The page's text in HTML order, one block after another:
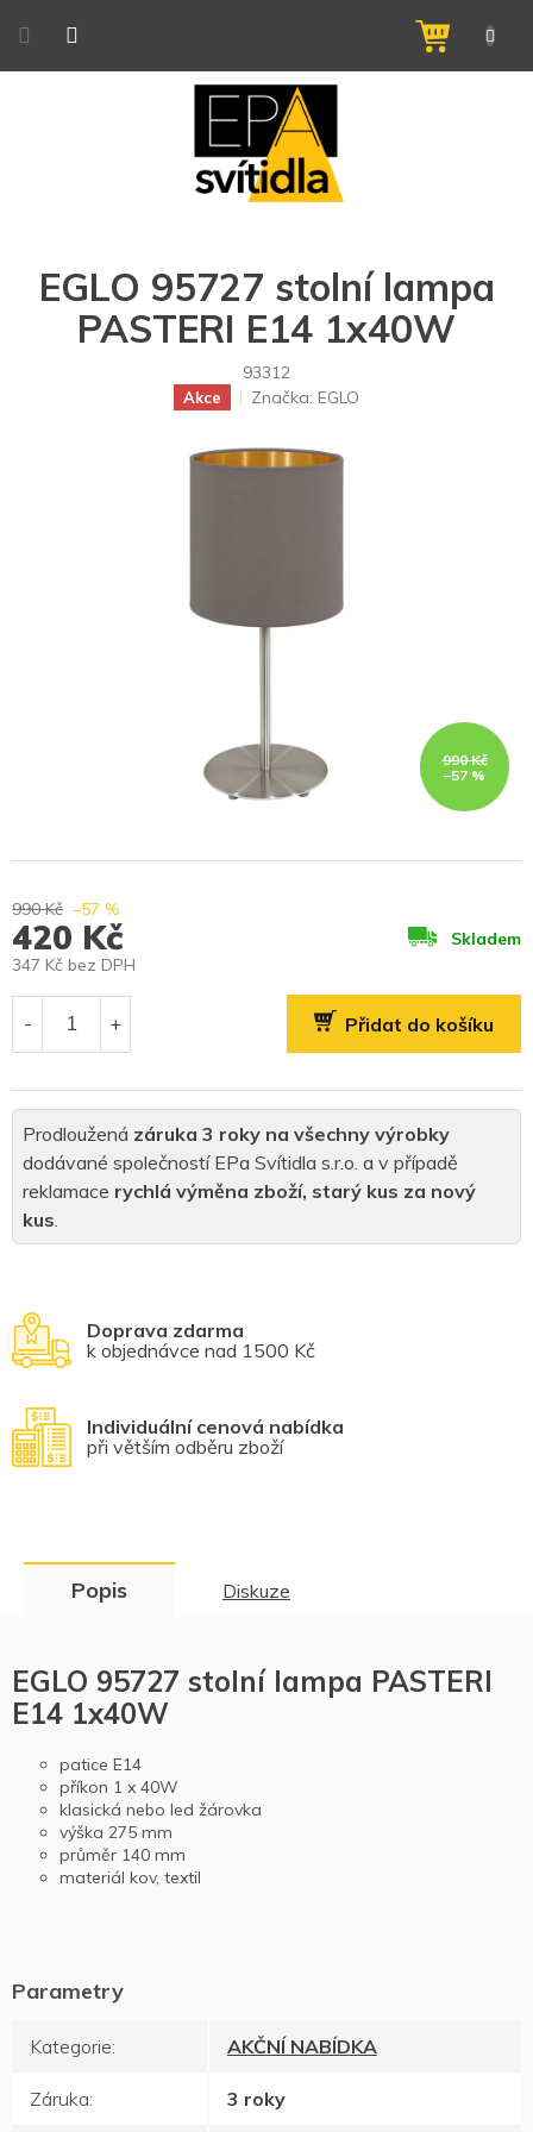
NÁKUPNÍ
KOŠÍK
EGLO 95727 stolní lampa
PASTERI E14 1x40W
93312
Akce Značka: EGLO
990 Kč
–57 %
Doprava zdarma
k objednávce nad 1500 Kč
Individuální cenová nabídka
při větším odběru zboží
Prodloužená záruka 3 roky na všechny výrobky
dodávané společností EPa Svítidla s.r.o. a v případě
reklamace rychlá výměna zboží, starý kus za nový
kus.
990 Kč –57 %
420 Kč
347 Kč bez DPH
Skladem
Přidat do košíku
Popis Diskuze
EGLO 95727 stolní lampa PASTERI
E14 1x40W
patice E14
příkon 1 x 40W
klasická nebo led žárovka
výška 275 mm
průměr 140 mm
materiál kov, textil
Kategorie: AKČNÍ NABÍDKA
Záruka: 3 roky